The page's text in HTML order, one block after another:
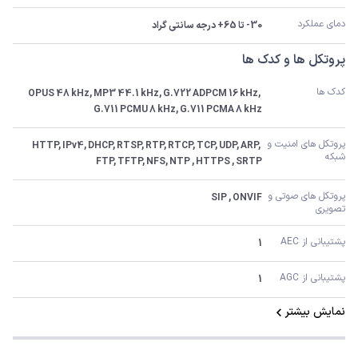
دمای عملکرد 30- تا 65+ درجه سانتی گراد
پروتکل ها و کدک ها
کدک ها
OPUS 48 kHz, MP3 44.1 kHz, G.722 ADPCM 16 kHz,
G.711 PCMU 8 kHz, G.711 PCMA 8 kHz
شبکه
HTTP, IPv4, DHCP, RTSP, RTP, RTCP, TCP, UDP, ARP,
FTP, TFTP, NFS, NTP , HTTPS , SRTP
تصویری
SIP , ONVIF
پشتیبانی از AEC 1
پشتیبانی از AGC 1
نمایش بیشتر